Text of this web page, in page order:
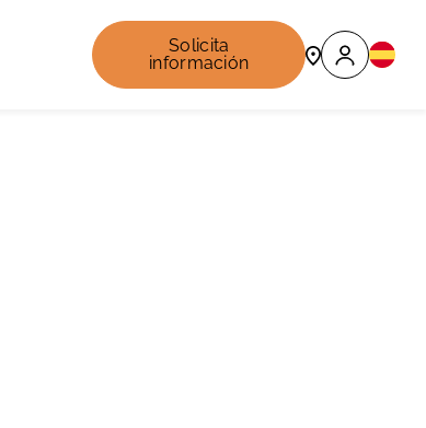
Solicita
información